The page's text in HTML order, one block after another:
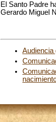
El Santo Padre
Gerardo Miguel
Audiencia